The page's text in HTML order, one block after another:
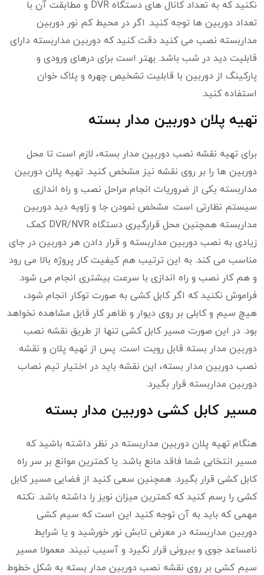
نکنید که به تعداد کانال های دستگاه DVR و مطابقت آن با
تعداد دوربین ها توجه کنید. اگر در محیط کم نور دوربین
مداربسته نصب می کنید دقت کنید که دوربین مداربسته دارای
قابلیت دید در شب باشد. بهتر است برای درهای ورودی و
پارکینگ از دوربین با قابلیت تشخیص چهره و پلاک خوان
استفاده کنید.
تهیه پلان دوربین مدار بسته
برای تهیه نقشه نصب دوربین مدار بسته، لازم است تا محل
دوربین ها را بر روی نقشه نیز مشخص کنید. تهیه پلان دوربین
مداربسته یکی از ضروریات انجام مراحل نصب و راه اندازی
سیستم نظارتی است. مشخص نمودن جا و زاویه دید دوربین
مداربسته همچنین محل قرارگیری دستگاه DVR/NVR کمک
زیادی به نصب دوربین مداربسته و قرار دادن هر دوربین در جای
مناسب می کند. به این ترتیب هم کیفیت کار پروژه بالا می رود
و هم کار نصب و راه اندازی با سرعت بیشتری انجام می شود.
فراموش نکنید که اگر کابل کشی به صورت توکار انجام شود،
هیچ سیم و کابلی بر روی دیوار و ظاهر کار قابل مشاهده نخواهد
بود. در این صورت مسیر کابل کشی تنها از طریق نقشه نصب
دوربین مدار بسته قابل رویت است. پس از تهیه پلان و نقشه
نصب دوربین مدار بسته، این نقشه باید در اختیار تیم نصاب
دوربین مداربسته قرار بگیرد.
مسیر کابل کشی دوربین مدار بسته
هنگام تهیه پلان دوربین مداربسته در نظر داشته باشید که
مسیر انتخابی شما فاقد مانع باشد. یا کمترین موانع بر سر راه
کابل کشی قرار بگیرد. همچنین سعی کنید از فضایی مسیر کابل
کشی را رسم کنید که کمترین میزان نویز را داشته باشد. نکته
مهمی که باید به آن توجه کنید این است که سیم کشی
دوربین مداربسته در معرض تابش نور خورشید و یا شرایط
نامساعد جوی و بیرونی قرار نگیرد و آسیب نبیند. معمولا مسیر
سیم کشی بر روی نقشه نصب دوربین مدار بسته به شکل خطوط